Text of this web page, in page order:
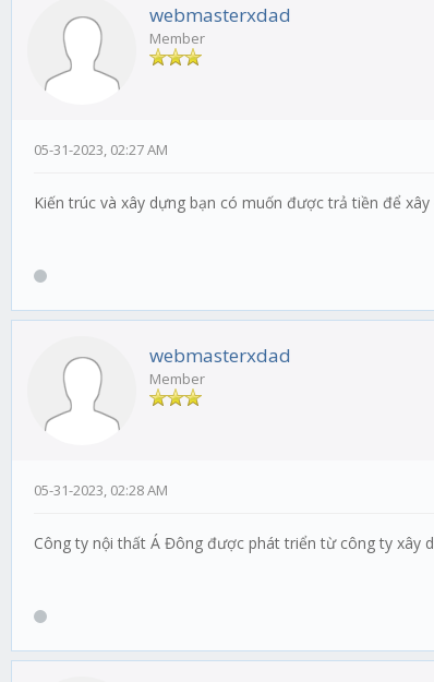
webmasterxdad
Member
05-31-2023, 02:27 AM
Kiến trúc và xây dựng bạn có muốn được trả tiền để
webmasterxdad
Member
05-31-2023, 02:28 AM
Công ty nội thất Á Đông được phát triển từ công ty xây